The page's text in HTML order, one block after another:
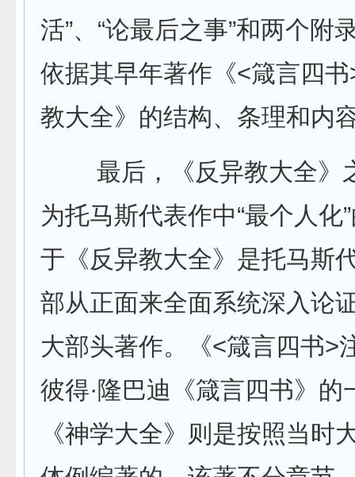
活”、“论最后之事”和两个附
依据其早年著作《<箴言四
教大全》的结构、条理和内
最后，《反异教大全》
为托马斯代表作中“最个人化
于《反异教大全》是托马斯
部从正面来全面系统深入论
大部头著作。《<箴言四书>
彼得·隆巴迪《箴言四书》的
《神学大全》则是按照当时